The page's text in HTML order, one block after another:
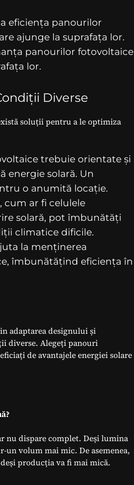
eficiența panourilor
ajunge la suprafața lor.
panourilor fotovoltaice
lor.
Diverse
soluții pentru a le optimiza
trebuie orientate și
solară. Un
o anumită locație.
cum ar fi celulele
solară, pot îmbunătăți
climatice dificile.
la menținerea
îmbunătățind eficiența în
adaptarea designului și
diverse. Alegeți panouri
de avantajele energiei solare
nu dispare complet. Deși lumina
un volum mai mic. De asemenea,
producția va fi mai mică.